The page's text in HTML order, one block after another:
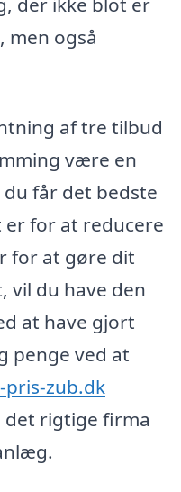
men også
af tre tilbud
være en
får det bedste
for at reducere
for at gøre dit
du have den
at have gjort
penge ved at
zub.dk
rigtige firma